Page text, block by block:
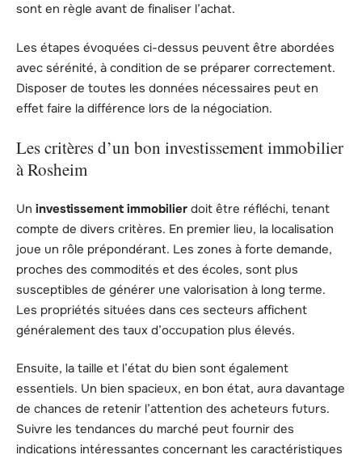
sont en règle avant de finaliser l’achat.
Les étapes évoquées ci-dessus peuvent être abordées
avec sérénité, à condition de se préparer correctement.
Disposer de toutes les données nécessaires peut en
effet faire la différence lors de la négociation.
Les critères d’un bon investissement immobilier
à Rosheim
Un investissement immobilier doit être réfléchi, tenant
compte de divers critères. En premier lieu, la localisation
joue un rôle prépondérant. Les zones à forte demande,
proches des commodités et des écoles, sont plus
susceptibles de générer une valorisation à long terme.
Les propriétés situées dans ces secteurs affichent
généralement des taux d’occupation plus élevés.
Ensuite, la taille et l’état du bien sont également
essentiels. Un bien spacieux, en bon état, aura davantage
de chances de retenir l’attention des acheteurs futurs.
Suivre les tendances du marché peut fournir des
indications intéressantes concernant les caractéristiques